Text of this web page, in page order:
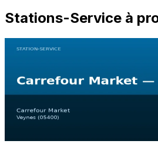
Stations-Service à